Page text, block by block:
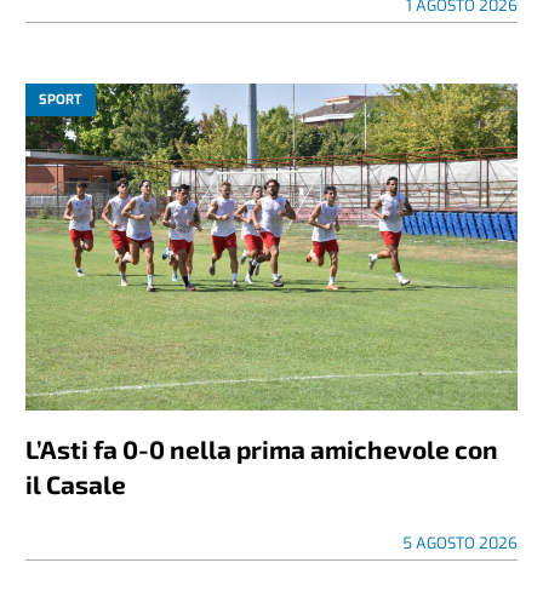
1 AGOSTO 2026
SPORT
L’Asti fa 0-0 nella prima amichevole con
il Casale
5 AGOSTO 2026